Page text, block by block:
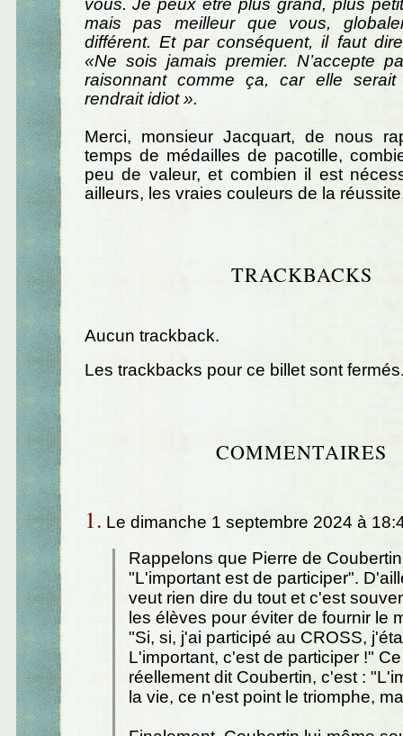
mais pas meilleur que vous,
différent. Et par conséquent, il faut
«Ne sois jamais premier. N’accepte
raisonnant comme ça, car elle
rendrait idiot ».
Merci, monsieur Jacquart, de nous
temps de médailles de pacotille,
peu de valeur, et combien il est
ailleurs, les vraies couleurs de la
TRACKBACKS
Aucun trackback.
Les trackbacks pour ce billet sont
COMMENTAIRES
1. Le dimanche 1 septembre 2024 à
Rappelons que Pierre de
"L'important est de participer".
veut rien dire du tout et c'est
les élèves pour éviter de fournir le
"Si, si, j'ai participé au CROSS,
L'important, c'est de participer !"
réellement dit Coubertin, c'est :
la vie, ce n'est point le triomphe,